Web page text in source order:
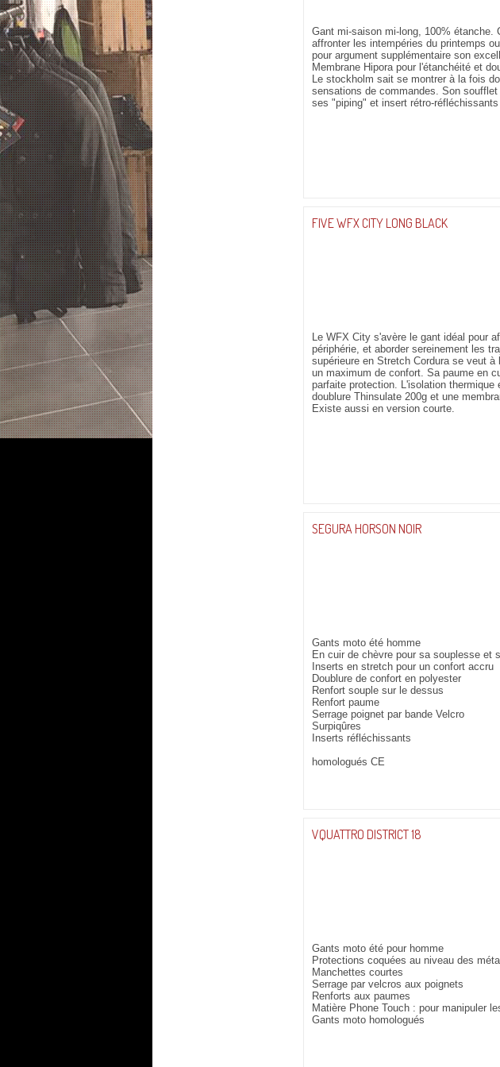
Gant mi-saison mi-long, 100% étanche.
affronter les intempéries du printemps
pour argument supplémentaire son
Membrane Hipora pour l'étanchéité et
Le stockholm sait se montrer à la fois
sensations de commandes. Son
ses "piping" et insert rétro-
FIVE WFX CITY LONG BLACK
Le WFX City s'avère le gant idéal pour
périphérie, et aborder sereinement les
supérieure en Stretch Cordura se veut
un maximum de confort. Sa paume en
parfaite protection. L'isolation
doublure Thinsulate 200g et une
Existe aussi en version courte.
SEGURA HORSON NOIR
Gants moto été homme
En cuir de chèvre pour sa souplesse et
Inserts en stretch pour un confort accru
Doublure de confort en polyester
Renfort souple sur le dessus
Renfort paume
Serrage poignet par bande Velcro
Surpiqûres
Inserts réfléchissants
homologués CE
VQUATTRO DISTRICT 18
Gants moto été pour homme
Protections coquées au niveau des
Manchettes courtes
Serrage par velcros aux poignets
Renforts aux paumes
Matière Phone Touch : pour manipuler
Gants moto homologués